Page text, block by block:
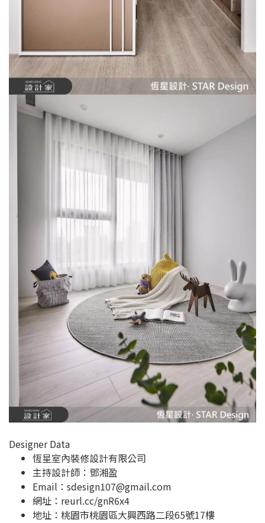
Designer Data
恆星室內裝修設計有限公司
主持設計師：鄧湘盈
Email： sdesign107@gmail.com
網址： reurl.cc/gnR6x4
地址： 桃園市桃園區大興西路二段65號17樓